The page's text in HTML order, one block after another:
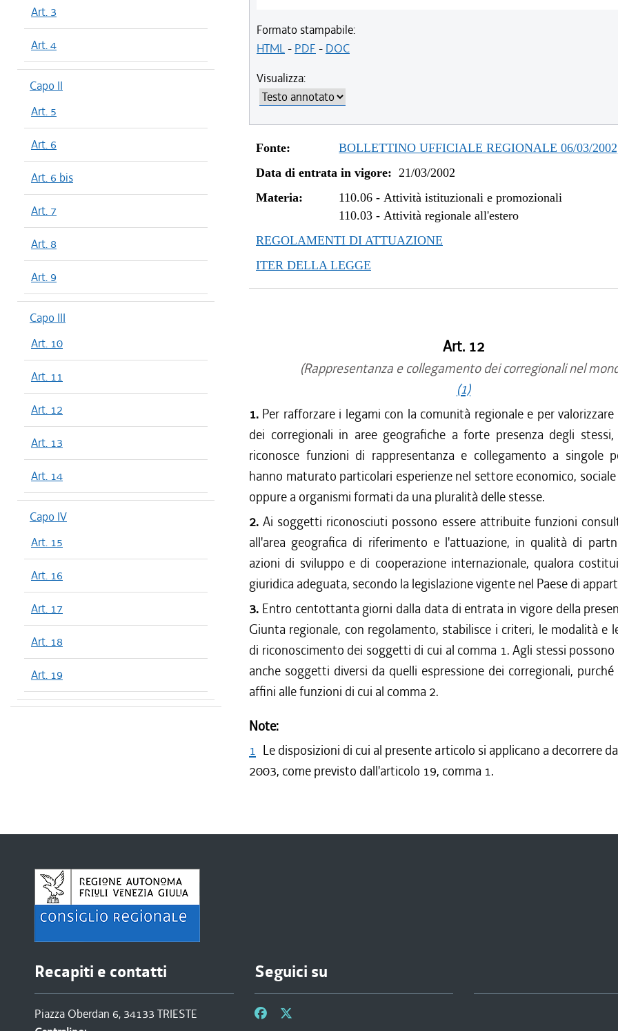
Art. 3
Art. 4
Capo II
Art. 5
Art. 6
Art. 6 bis
Art. 7
Art. 8
Art. 9
Capo III
Art. 10
Art. 11
Art. 12
Art. 13
Art. 14
Capo IV
Art. 15
Art. 16
Art. 17
Art. 18
Art. 19
Formato stampabile:
HTML- PDF - DOC
Visualizza:
Fonte:
BOLLETTINO UFFICIALE REGIONALE 06/03/
Data di entrata in vigore: 21/03/2002
Materia:
110.06 -Attività istituzionali e promozionali
110.03 -Attività regionale all'estero
REGOLAMENTI DI ATTUAZIONE
ITER DELLA LEGGE
Art. 12
(Rappresentanza e collegamento dei corregionali nel
(1)
1. Per rafforzare i legami con la comunità regionale e per valorizzare
dei corregionali in aree geografiche a forte presenza degli
riconosce funzioni di rappresentanza e collegamento a singole
hanno maturato particolari esperienze nel settore economico,
oppure a organismi formati da una pluralità delle stesse.
2. Ai soggetti riconosciuti possono essere attribuite funzioni
all'area geografica di riferimento e l'attuazione, in qualità di
azioni di sviluppo e di cooperazione internazionale, qualora
giuridica adeguata, secondo la legislazione vigente nel Paese di
3. Entro centottanta giorni dalla data di entrata in vigore della
Giunta regionale, con regolamento, stabilisce i criteri, le modalità e
di riconoscimento dei soggetti di cui al comma 1. Agli stessi
anche soggetti diversi da quelli espressione dei corregionali,
affini alle funzioni di cui al comma 2.
Note:
1 Le disposizioni di cui al presente articolo si applicano a decorrere
2003, come previsto dall'articolo 19, comma 1.
Recapiti e contatti
Piazza Oberdan 6, 34133 TRIESTE
Seguici su